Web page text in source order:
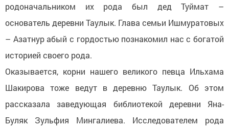
родоначальником их рода был дед Туймат –
основатель деревни Таулык. Глава семьи Ишмуратовых
– Азатнур абый с гордостью познакомил нас с богатой
историей своего рода.
Оказывается, корни нашего великого певца Ильхама
Шакирова тоже ведут в деревню Таулык. Об этом
рассказала заведующая библиотекой деревни Яна-
Буляк Зульфия Мингалиева. Исследователем рода